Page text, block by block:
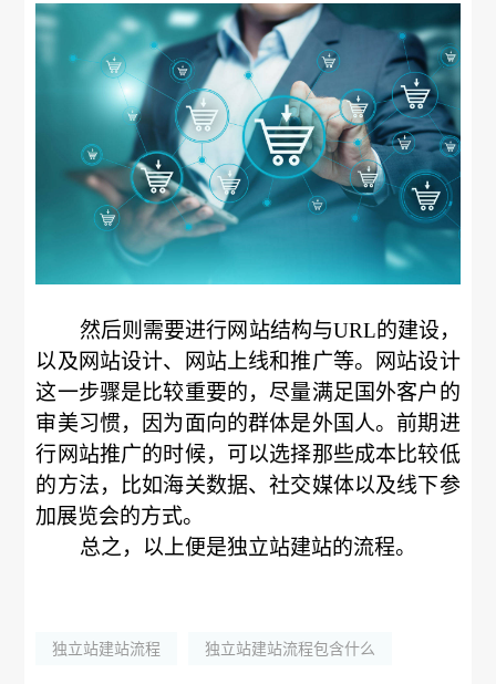
然后则需要进行网站结构与URL的建设，
以及网站设计、网站上线和推广等。网站设计
这一步骤是比较重要的，尽量满足国外客户的
审美习惯，因为面向的群体是外国人。前期进
行网站推广的时候，可以选择那些成本比较低
的方法，比如海关数据、社交媒体以及线下参
加展览会的方式。
总之，以上便是独立站建站的流程。
独立站建站流程 独立站建站流程包含什么